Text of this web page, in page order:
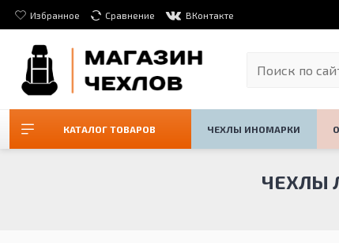
Избранное Сравнение ВКонтакте
КАТАЛОГ ТОВАРОВ ЧЕХЛЫ ИНОМАРКИ
ЧЕХЛЫ